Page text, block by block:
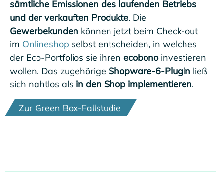
sämtliche Emissionen des laufenden Betriebs
und der verkauften Produkte. Die
Gewerbekunden können jetzt beim Check-out
im Onlineshop selbst entscheiden, in welches
der Eco-Portfolios sie ihren ecobono investieren
wollen. Das zugehörige Shopware-6-Plugin ließ
sich nahtlos als in den Shop implementieren.
Zur Green Box-Fallstudie